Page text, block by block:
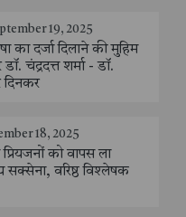
19, 2025
का दर्जा दिलाने की मुहिम
चंद्रदत्त शर्मा - डॉ.
दिनकर
18, 2025
को वापस ला
वरिष्ठ विश्लेषक